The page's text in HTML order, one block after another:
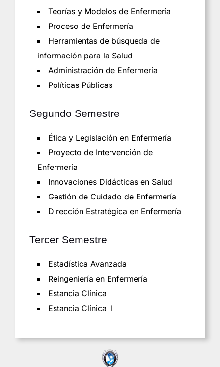
Teorías y Modelos de Enfermería
Proceso de Enfermería
Herramientas de búsqueda de
información para la Salud
Administración de Enfermería
Políticas Públicas
Segundo Semestre
Ética y Legislación en Enfermería
Proyecto de Intervención de
Enfermería
Innovaciones Didácticas en Salud
Gestión de Cuidado de Enfermería
Dirección Estratégica en Enfermería
Tercer Semestre
Estadística Avanzada
Reingeniería en Enfermería
Estancia Clínica I
Estancia Clínica II